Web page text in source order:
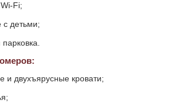
Fi;
детьми;
и двухъярусные кровати;